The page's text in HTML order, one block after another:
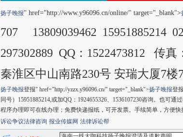
扬子晚报" href="http://www.y96096.cn/online/" target="_blank">
707 13809039462 15951885214
297302889 QQ：1522473812 传真
秦淮区中山南路230号 安瑞大厦7楼
扬子晚报登报" href="http://yzzx.y96096.cn/" target="_blank">扬子晚报登
同号）15951885214,或加QQ：1924655326、1536107230咨询。也可
程序办理即可在线办理；免费快递报纸，可开发票。手续简单，方便快
诉讼争议法律咨询 报业传媒网 法律诉讼帮